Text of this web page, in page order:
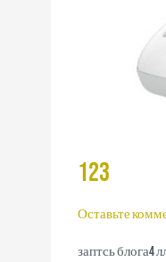
123
Оставьте
заптсь блога4